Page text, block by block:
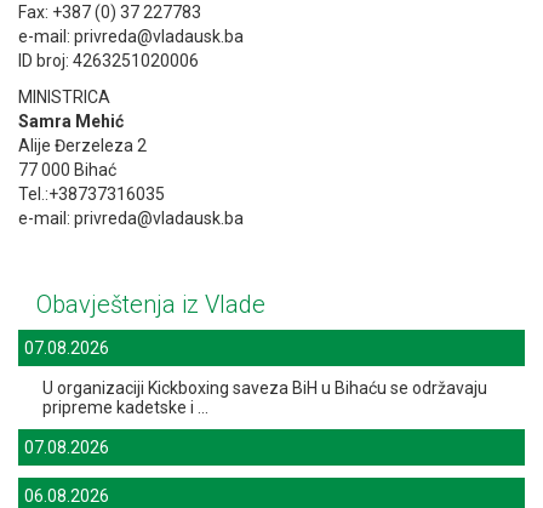
Fax: +387 (0) 37 227783
e-mail: privreda@vladausk.ba
ID broj: 4263251020006
MINISTRICA
Samra Mehić
Alije Đerzeleza 2
77 000 Bihać
Tel.:+38737316035
e-mail: privreda@vladausk.ba
Obavještenja iz Vlade
07.08.2026
U organizaciji Kickboxing saveza BiH u Bihaću se održavaju
pripreme kadetske i ...
07.08.2026
06.08.2026